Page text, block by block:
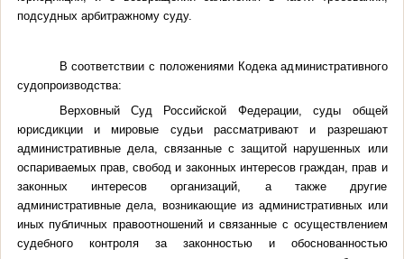
подсудных арбитражному суду.
В соответствии с положениями Кодека административного
судопроизводства:
Верховный Суд Российской Федерации, суды общей
юрисдикции и мировые судьи рассматривают и разрешают
административные дела, связанные с защитой нарушенных или
оспариваемых прав, свобод и законных интересов граждан, прав и
законных интересов организаций, а также другие
административные дела, возникающие из административных или
иных публичных правоотношений и связанные с осуществлением
судебного контроля за законностью и обоснованностью